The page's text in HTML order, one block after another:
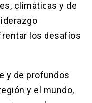
climáticas y de
los desafíos
y de profundos
y el mundo,